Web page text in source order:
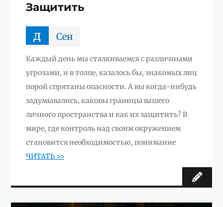
Защитить
д Сен
Каждый день мы сталкиваемся с различными
угрозами, и в толпе, казалось бы, знакомых лиц
порой спрятаны опасности. А вы когда-нибудь
задумывались, каковы границы вашего
личного пространства и как их защитить? В
мире, где контроль над своим окружением
становится необходимостью, понимание
ЧИТАТЬ >>